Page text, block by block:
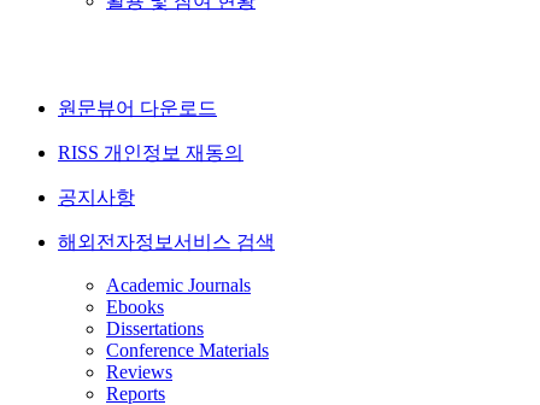
원문뷰어 다운로드
RISS 개인정보 재동의
공지사항
해외전자정보서비스 검색
Academic Journals
Ebooks
Dissertations
Conference Materials
Reviews
Reports